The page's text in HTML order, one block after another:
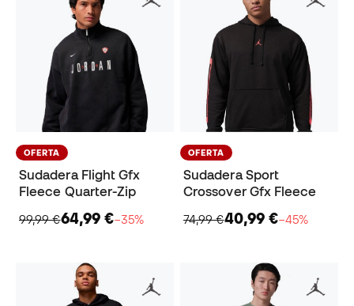
OFERTA
Sudadera Flight Gfx
Fleece Quarter-Zip
99,99 €64,99 €−35%
OFERTA
Sudadera Sport
Crossover Gfx Fleece
74,99 €40,99 €−45%